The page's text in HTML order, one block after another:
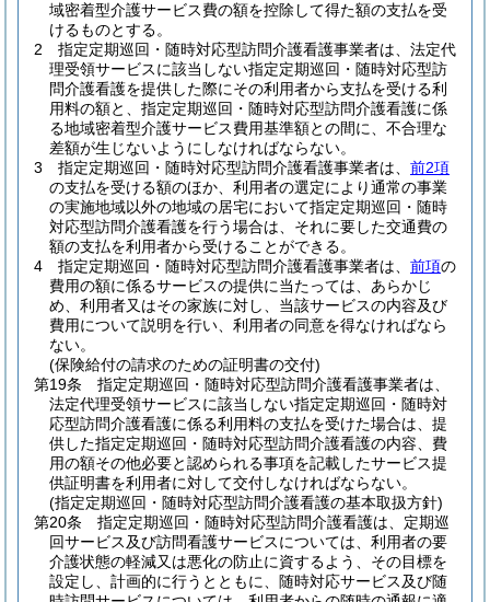
域密着型介護サービス費の額を控除して得た額の支払を受
けるものとする。
2
指定定期巡回・随時対応型訪問介護看護事業者は、法定代
理受領サービスに該当しない指定定期巡回・随時対応型訪
問介護看護を提供した際にその利用者から支払を受ける利
用料の額と、指定定期巡回・随時対応型訪問介護看護に係
る地域密着型介護サービス費用基準額との間に、不合理な
差額が生じないようにしなければならない。
3
指定定期巡回・随時対応型訪問介護看護事業者は、 前2項
の支払を受ける額のほか、利用者の選定により通常の事業
の実施地域以外の地域の居宅において指定定期巡回・随時
対応型訪問介護看護を行う場合は、それに要した交通費の
額の支払を利用者から受けることができる。
4
指定定期巡回・随時対応型訪問介護看護事業者は、 前項の
費用の額に係るサービスの提供に当たっては、あらかじ
め、利用者又はその家族に対し、当該サービスの内容及び
費用について説明を行い、利用者の同意を得なければなら
ない。
(保険給付の請求のための証明書の交付)
第19条
指定定期巡回・随時対応型訪問介護看護事業者は、
法定代理受領サービスに該当しない指定定期巡回・随時対
応型訪問介護看護に係る利用料の支払を受けた場合は、提
供した指定定期巡回・随時対応型訪問介護看護の内容、費
用の額その他必要と認められる事項を記載したサービス提
供証明書を利用者に対して交付しなければならない。
(指定定期巡回・随時対応型訪問介護看護の基本取扱方針)
第20条
指定定期巡回・随時対応型訪問介護看護は、定期巡
回サービス及び訪問看護サービスについては、利用者の要
介護状態の軽減又は悪化の防止に資するよう、その目標を
設定し、計画的に行うとともに、随時対応サービス及び随